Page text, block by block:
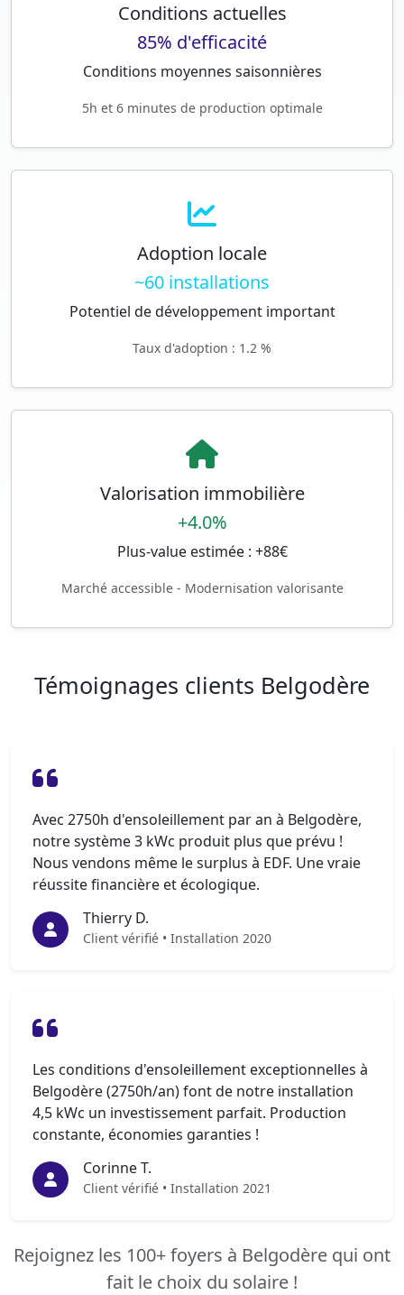
Conditions actuelles
85% d'efficacité
Conditions moyennes saisonnières
5h et 6 minutes de production optimale
Adoption locale
~60 installations
Potentiel de développement important
Taux d'adoption : 1.2 %
Valorisation immobilière
+4.0%
Plus-value estimée : +88€
Marché accessible - Modernisation valorisante
Témoignages clients Belgodère
Avec 2750h d'ensoleillement par an à Belgodère,
notre système 3 kWc produit plus que prévu !
Nous vendons même le surplus à EDF. Une vraie
réussite financière et écologique.
Thierry D.
Client vérifié • Installation 2020
Les conditions d'ensoleillement exceptionnelles à
Belgodère (2750h/an) font de notre installation
4,5 kWc un investissement parfait. Production
constante, économies garanties !
Corinne T.
Client vérifié • Installation 2021
Rejoignez les 100+ foyers à Belgodère qui ont
fait le choix du solaire !